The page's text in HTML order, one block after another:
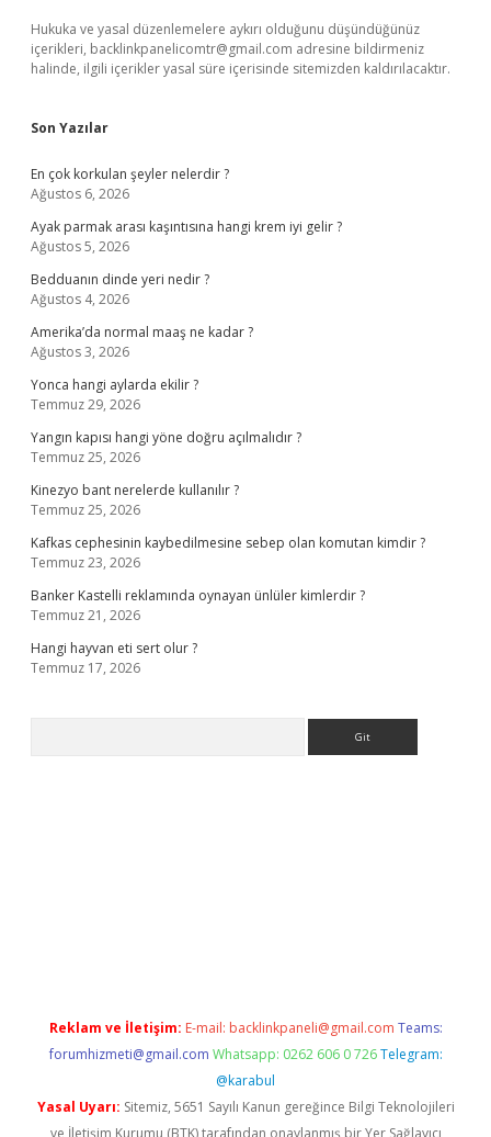
Hukuka ve yasal düzenlemelere aykırı olduğunu düşündüğünüz
içerikleri, backlinkpanelicomtr@gmail.com adresine bildirmeniz
halinde, ilgili içerikler yasal süre içerisinde sitemizden kaldırılacaktır.
Son Yazılar
En çok korkulan şeyler nelerdir ?
Ağustos 6, 2026
Ayak parmak arası kaşıntısına hangi krem iyi gelir ?
Ağustos 5, 2026
Bedduanın dinde yeri nedir ?
Ağustos 4, 2026
Amerika’da normal maaş ne kadar ?
Ağustos 3, 2026
Yonca hangi aylarda ekilir ?
Temmuz 29, 2026
Yangın kapısı hangi yöne doğru açılmalıdır ?
Temmuz 25, 2026
Kinezyo bant nerelerde kullanılır ?
Temmuz 25, 2026
Kafkas cephesinin kaybedilmesine sebep olan komutan kimdir ?
Temmuz 23, 2026
Banker Kastelli reklamında oynayan ünlüler kimlerdir ?
Temmuz 21, 2026
Hangi hayvan eti sert olur ?
Temmuz 17, 2026
Reklam ve İletişim: E-mail: backlinkpaneli@gmail.com Teams:
forumhizmeti@gmail.com Whatsapp: 0262 606 0 726 Telegram:
@karabul
Yasal Uyarı: Sitemiz, 5651 Sayılı Kanun gereğince Bilgi Teknolojileri
ve İletişim Kurumu (BTK) tarafından onaylanmış bir Yer Sağlayıcı